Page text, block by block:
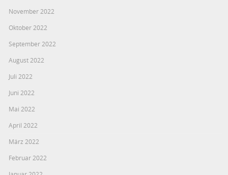
November 2022
Oktober 2022
September 2022
August 2022
Juli 2022
Juni 2022
Mai 2022
April 2022
März 2022
Februar 2022